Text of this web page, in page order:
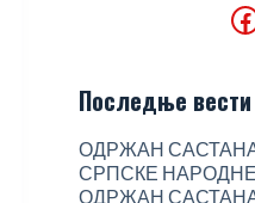
Последње вести
ОДРЖАН
СРПСКЕ
ОДРЖАН